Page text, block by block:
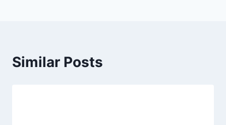
Similar Posts